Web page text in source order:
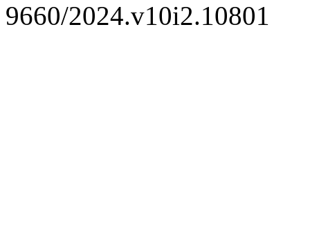
9660/2024.v10i2.10801